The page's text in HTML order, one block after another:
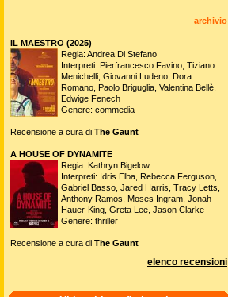
archivio
IL MAESTRO (2025)
Regia: Andrea Di Stefano
Interpreti: Pierfrancesco Favino, Tiziano
Menichelli, Giovanni Ludeno, Dora
Romano, Paolo Briguglia, Valentina Bellè,
Edwige Fenech
Genere: commedia
Recensione a cura di The Gaunt
A HOUSE OF DYNAMITE
Regia: Kathryn Bigelow
Interpreti: Idris Elba, Rebecca Ferguson,
Gabriel Basso, Jared Harris, Tracy Letts,
Anthony Ramos, Moses Ingram, Jonah
Hauer-King, Greta Lee, Jason Clarke
Genere: thriller
Recensione a cura di The Gaunt
elenco recensioni